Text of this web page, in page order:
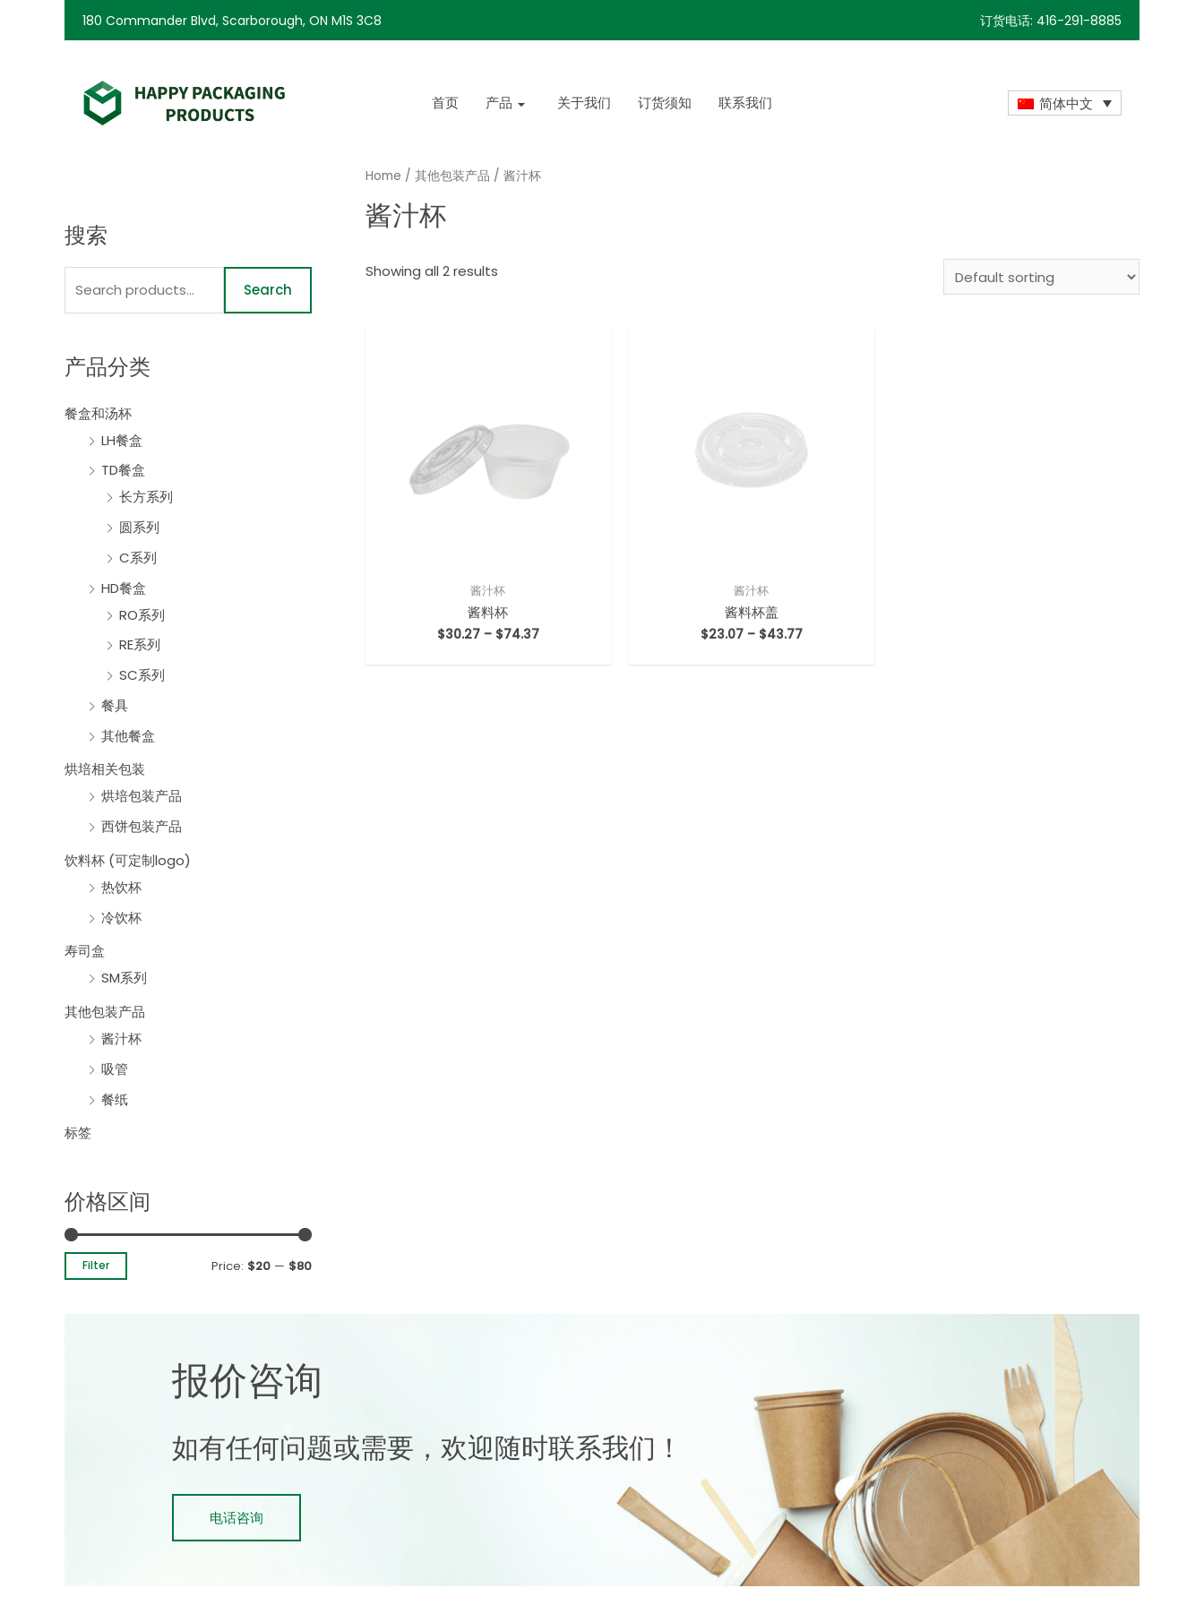
180 Commander Blvd, Scarborough, ON M1S 3C8 订货电话: 416-291-8885
首页 产品 关于我们 订货须知 联系我们 简体中文
搜索
Search
产品分类
餐盒和汤杯
LH餐盒
TD餐盒
长方系列
圆系列
C系列
HD餐盒
RO系列
RE系列
SC系列
餐具
其他餐盒
烘培相关包装
烘培包装产品
西饼包装产品
饮料杯 (可定制logo)
热饮杯
冷饮杯
寿司盒
SM系列
其他包装产品
酱汁杯
吸管
餐纸
标签
价格区间
Filter Price: $20 — $80
Home / 其他包装产品 / 酱汁杯
酱汁杯
Showing all 2 results
酱汁杯
酱料杯
$30.27– $74.37
酱汁杯
酱料杯盖
$23.07– $43.77
报价咨询
如有任何问题或需要，欢迎随时联系我们！
电话咨询